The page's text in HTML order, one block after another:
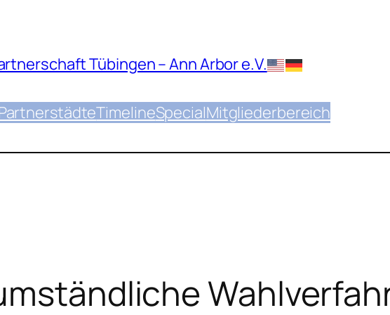
Tübingen – Ann Arbor e.V.
TimelineSpecialMitgliederbereich